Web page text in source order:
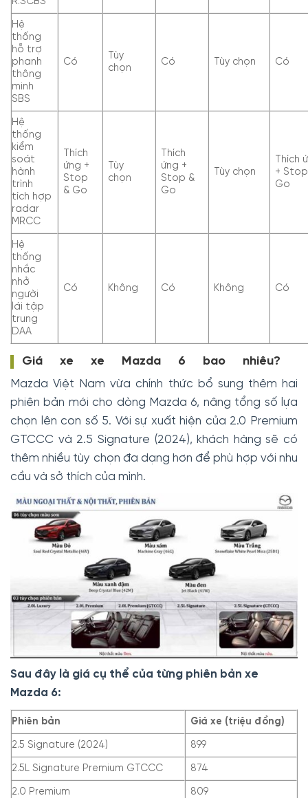
Hệ
thống
hỗ trợ
phanh
thông
minh
SBS
Có
Tùy
chọn
Có Tùy chọn Có
Hệ
thống
kiểm
soát
hành
trình
tích hợp
radar
MRCC
Thích
ứng +
Stop
& Go
Tùy
chọn
Thích
ứng +
Stop &
Go
Tùy chọn
Thích
+
Go
Hệ
thống
nhắc
nhở
người
lái tập
trung
DAA
Có Không Có Không Có
Giá xe xe Mazda 6 bao nhiêu?
Mazda Việt Nam vừa chính thức bổ sung thêm hai
phiên bản mới cho dòng Mazda 6, nâng tổng số lựa
chọn lên con số 5. Với sự xuất hiện của 2.0 Premium
GTCCC và 2.5 Signature (2024), khách hàng sẽ có
thêm nhiều tùy chọn đa dạng hơn để phù hợp với nhu
cầu và sở thích của mình.
Sau đây là giá cụ thể của từng phiên bản xe
Mazda 6:
Phiên bản Giá xe (triệu đồng)
2.5 Signature (2024) 899
2.5L Signature Premium GTCCC 874
2.0 Premium 809